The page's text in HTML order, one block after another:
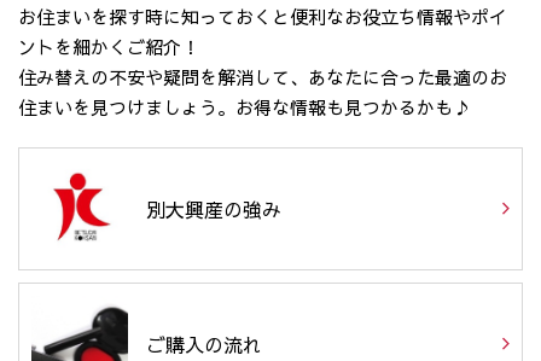
お住まいを探す時に知っておくと便利なお役立ち情報やポイ
ントを細かくご紹介！
住み替えの不安や疑問を解消して、あなたに合った最適のお
住まいを見つけましょう。お得な情報も見つかるかも♪
別大興産の強み
ご購入の流れ